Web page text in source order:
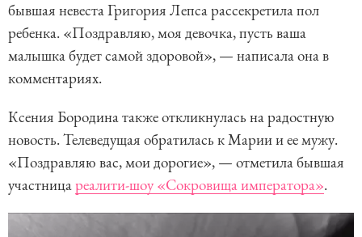
бывшая невеста Григория Лепса рассекретила пол
ребенка. «Поздравляю, моя девочка, пусть ваша
малышка будет самой здоровой», — написала она в
комментариях.
Ксения Бородина также откликнулась на радостную
новость. Телеведущая обратилась к Марии и ее мужу.
«Поздравляю вас, мои дорогие», — отметила бывшая
участницареалити-шоу «Сокровища императора».